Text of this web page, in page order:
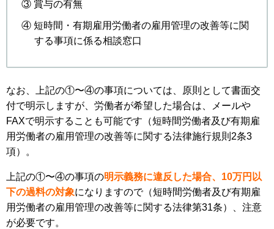
③ 賞与の有無
④ 短時間・有期雇用労働者の雇用管理の改善等に関
する事項に係る相談窓口
なお、上記の①〜④の事項については、原則として書面交
付で明示しますが、労働者が希望した場合は、メールや
FAXで明示することも可能です（短時間労働者及び有期雇
用労働者の雇用管理の改善等に関する法律施行規則2条3
項）。
上記の①〜④の事項の明示義務に違反した場合、10万円以
下の過料の対象になりますので（短時間労働者及び有期雇
用労働者の雇用管理の改善等に関する法律第31条）、注意
が必要です。